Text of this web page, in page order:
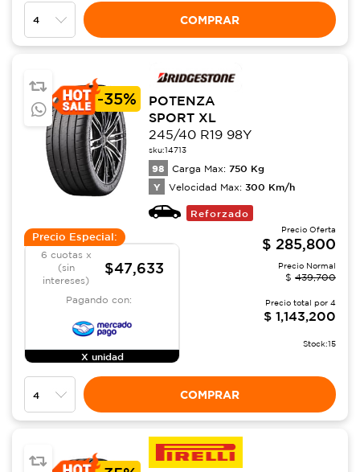
COMPRAR
-35%
POTENZA
SPORT XL
245/40 R19 98Y
sku:14713
98 Carga Max: 750 Kg
Y Velocidad Max: 300 Km/h
Reforzado
Precio Especial:
6 cuotas x
(sin
intereses)
$47,633
Pagando con:
X unidad
Precio Oferta
$ 285,800
Precio Normal
$ 439,700
Precio total por 4
$ 1,143,200
Stock:15
COMPRAR